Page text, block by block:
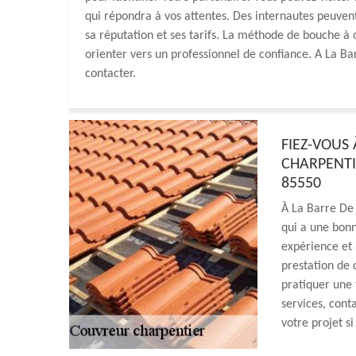
qui répondra à vos attentes. Des internautes
sa réputation et ses tarifs. La méthode de bouche
orienter vers un professionnel de confiance. A La
contacter.
FIEZ-
85550
À La Barre
qui a une
expérience et
prestation de
pratiquer une
services,
votre projet si